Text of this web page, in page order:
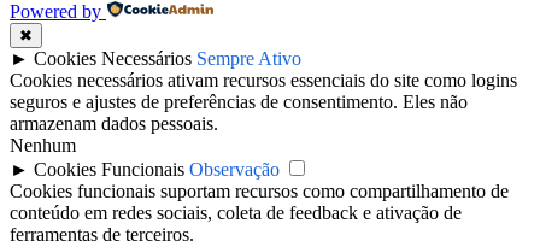
Powered by
✖
► Cookies Necessários Sempre Ativo
Cookies necessários ativam recursos essenciais do site como logins
seguros e ajustes de preferências de consentimento. Eles não
armazenam dados pessoais.
Nenhum
► Cookies Funcionais Observação
Cookies funcionais suportam recursos como compartilhamento de
conteúdo em redes sociais, coleta de feedback e ativação de
ferramentas de terceiros.